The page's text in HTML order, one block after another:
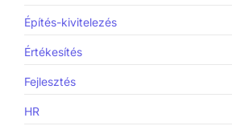
Építés-kivitelezés
Értékesítés
Fejlesztés
HR